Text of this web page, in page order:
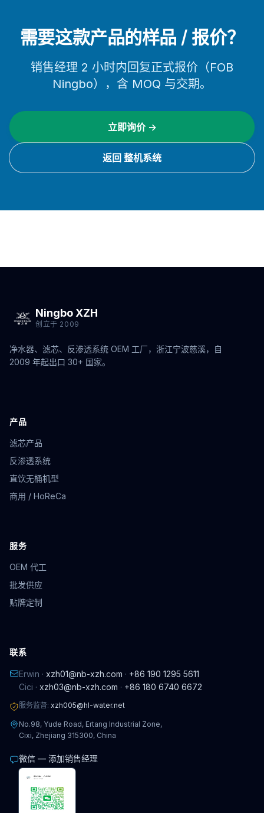
需要这款产品的样品 / 报价？
销售经理 2 小时内回复正式报价（FOB
Ningbo），含 MOQ 与交期。
立即询价 →
返回 整机系统
Ningbo XZH
创立于 2009
净水器、滤芯、反渗透系统 OEM 工厂，浙江宁波慈溪，自
2009 年起出口 30+ 国家。
产品
滤芯产品
反渗透系统
直饮无桶机型
商用 / HoReCa
服务
OEM 代工
批发供应
贴牌定制
联系
Erwin · xzh01@nb-xzh.com · +86 190 1295 5611
Cici · xzh03@nb-xzh.com · +86 180 6740 6672
服务监督: xzh005@hl-water.net
No.98, Yude Road, Ertang Industrial Zone,
Cixi, Zhejiang 315300, China
微信 — 添加销售经理